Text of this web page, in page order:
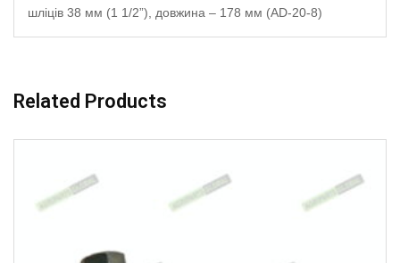
шліців 38 мм (1 1/2”), довжина – 178 мм (AD-20-8)
Related Products